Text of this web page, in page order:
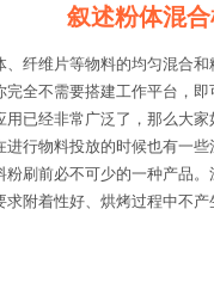
叙述粉体混
纤维片等物料的均匀混合
全不需要搭建工作平台，
已经非常广泛了，那么大
行物料投放的时候也有一
刷前必不可少的一种产品
附着性好、烘烤过程中不